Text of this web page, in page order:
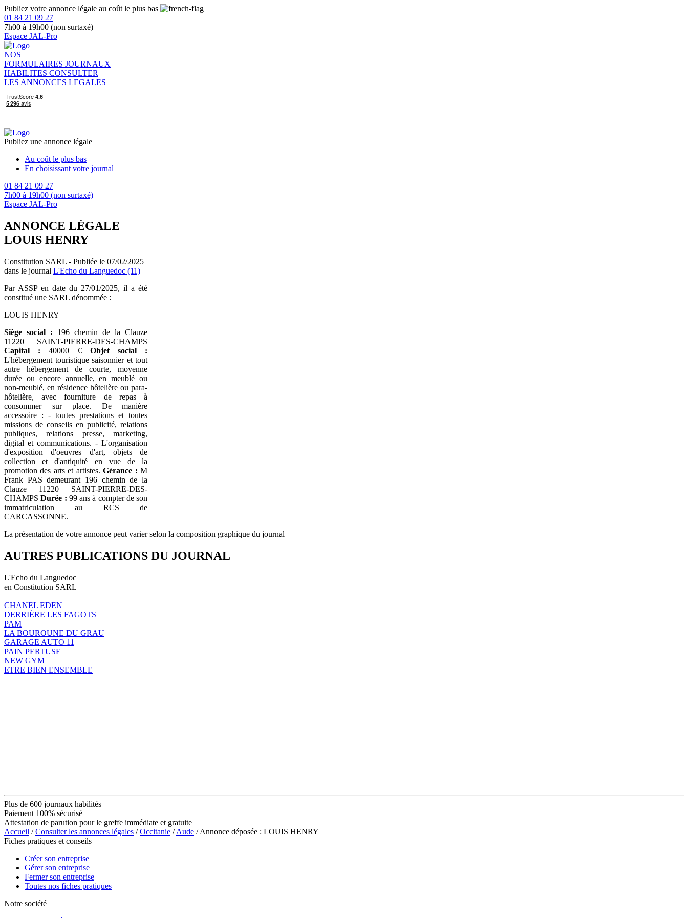
Publiez votre annonce légale au coût le plus bas
01 84 21 09 27
7h00 à 19h00 (non surtaxé)
Espace JAL-Pro
NOS
FORMULAIRES JOURNAUX
HABILITES CONSULTER
LES ANNONCES LEGALES
Publiez une annonce légale
Au coût le plus bas
En choisissant votre journal
01 84 21 09 27
7h00 à 19h00 (non surtaxé)
Espace JAL-Pro
ANNONCE LÉGALE
LOUIS HENRY
Constitution SARL - Publiée le 07/02/2025
dans le journal L'Echo du Languedoc (11)
Par ASSP en date du 27/01/2025, il a été
constitué une SARL dénommée :
LOUIS HENRY
Siège social : 196 chemin de la Clauze
11220 SAINT-PIERRE-DES-CHAMPS
Capital : 40000 € Objet social :
L'hébergement touristique saisonnier et tout
autre hébergement de courte, moyenne
durée ou encore annuelle, en meublé ou
non-meublé, en résidence hôtelière ou para-
hôtelière, avec fourniture de repas à
consommer sur place. De manière
accessoire : - toutes prestations et toutes
missions de conseils en publicité, relations
publiques, relations presse, marketing,
digital et communications. - L'organisation
d'exposition d'oeuvres d'art, objets de
collection et d'antiquité en vue de la
promotion des arts et artistes.Gérance : M
Frank PAS demeurant 196 chemin de la
Clauze 11220 SAINT-PIERRE-DES-
CHAMPSDurée : 99 ans à compter de son
immatriculation au RCS de
CARCASSONNE.
La présentation de votre annonce peut varier selon la composition graphique du journal
AUTRES PUBLICATIONS DU JOURNAL
L'Echo du Languedoc
en Constitution SARL
CHANEL EDEN
DERRIÈRE LES FAGOTS
PAM
LA BOUROUNE DU GRAU
GARAGE AUTO 11
PAIN PERTUSE
NEW GYM
ETRE BIEN ENSEMBLE
Plus de 600 journaux habilités
Paiement 100% sécurisé
Attestation de parution pour le greffe immédiate et gratuite
Accueil /Consulter les annonces légales /Occitanie /Aude / Annonce déposée : LOUIS HENRY
Fiches pratiques et conseils
Créer son entreprise
Gérer son entreprise
Fermer son entreprise
Toutes nos fiches pratiques
Notre société